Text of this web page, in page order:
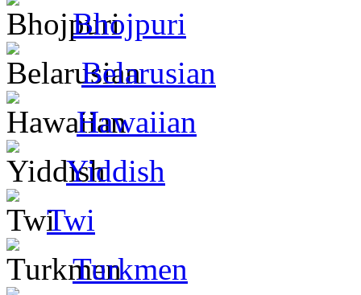
Bhojpuri
Belarusian
Hawaiian
Yiddish
Twi
Turkmen